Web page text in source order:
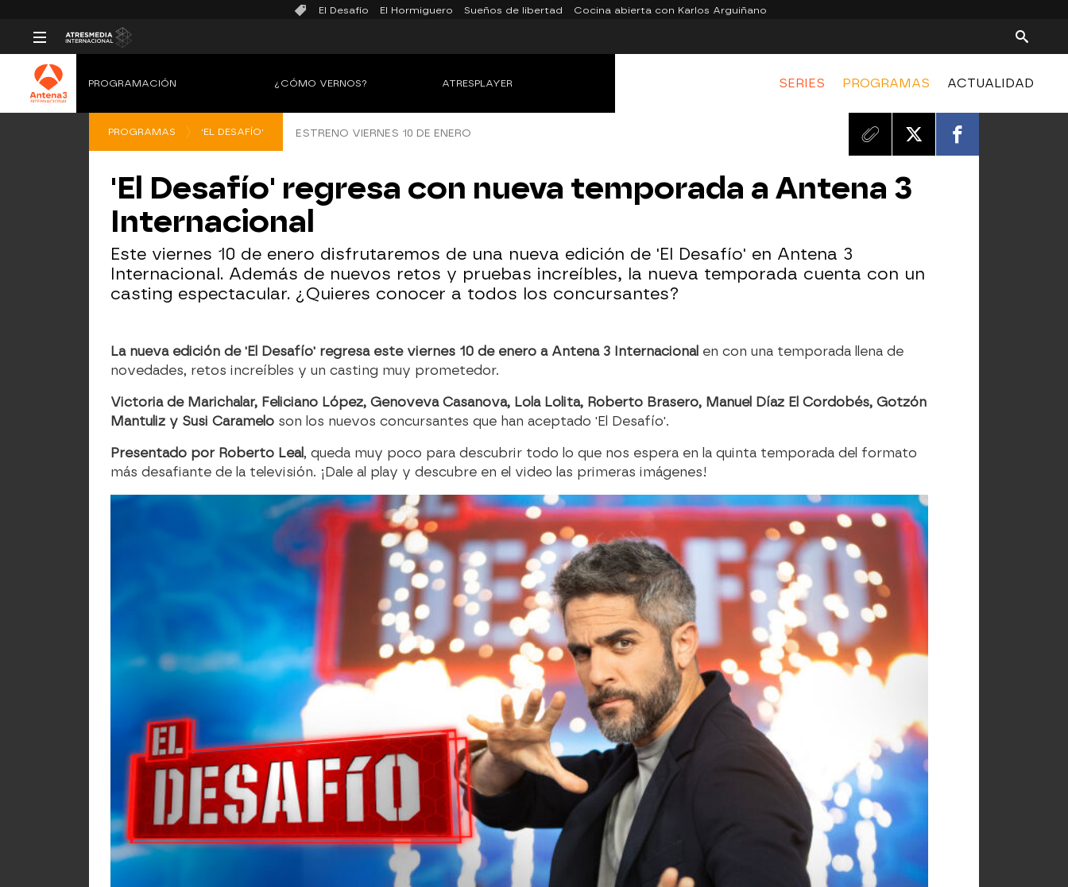
El Desafío El Hormiguero Sueños de libertad Cocina abierta con Karlos Arguiñano
SERIES PROGRAMAS ACTUALIDAD
PROGRAMACIÓN ¿CÓMO VERNOS? ATRESPLAYER
PROGRAMAS 'EL DESAFÍO' ESTRENO VIERNES 10 DE ENERO
'El Desafío' regresa con nueva temporada a Antena 3
Internacional
Este viernes 10 de enero disfrutaremos de una nueva edición de 'El Desafío' en Antena 3
Internacional. Además de nuevos retos y pruebas increíbles, la nueva temporada cuenta con un
casting espectacular. ¿Quieres conocer a todos los concursantes?
La nueva edición de 'El Desafío' regresa este viernes 10 de enero a Antena 3 Internacional en con una temporada llena de
novedades, retos increíbles y un casting muy prometedor.
Victoria de Marichalar, Feliciano López, Genoveva Casanova, Lola Lolita, Roberto Brasero, Manuel Díaz El Cordobés, Gotzón
Mantuliz y Susi Caramelo son los nuevos concursantes que han aceptado 'El Desafío'.
Presentado por Roberto Leal, queda muy poco para descubrir todo lo que nos espera en la quinta temporada del formato
más desafiante de la televisión. ¡Dale al play y descubre en el video las primeras imágenes!